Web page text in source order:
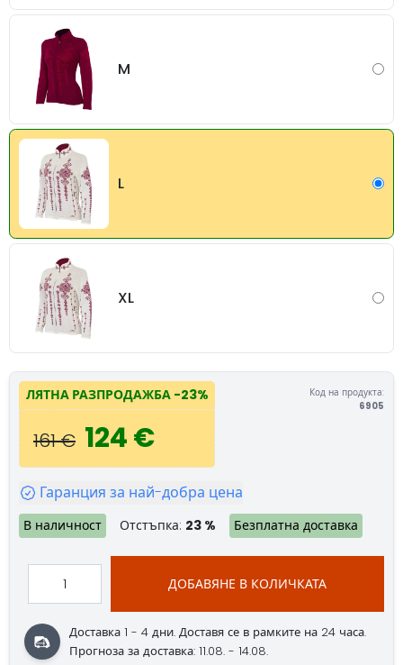
M
L
XL
ЛЯТНА РАЗПРОДАЖБА -23%
161 € 124 €
Код на продукта:
6905
Гаранция за най-добра цена
В наличност Отстъпка: 23 % Безплатна доставка
ДОБАВЯНЕ В КОЛИЧКАТА
Доставка 1 - 4 дни.Доставя се в рамките на 24 часа.
Прогноза за доставка: 11.08. - 14.08.